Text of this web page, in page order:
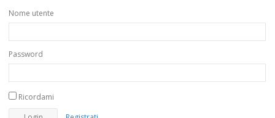
Nome utente
Password
Ricordami